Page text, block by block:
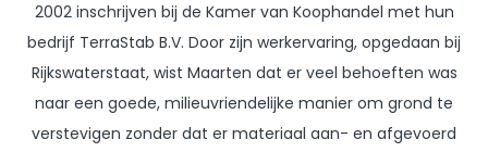
2002 inschrijven bij de Kamer van Koophandel met hun
bedrijf TerraStab B.V. Door zijn werkervaring, opgedaan bij
Rijkswaterstaat, wist Maarten dat er veel behoeften was
naar een goede, milieuvriendelijke manier om grond te
verstevigen zonder dat er materiaal aan- en afgevoerd